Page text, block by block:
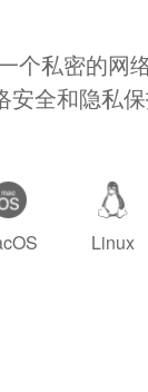
个私密的网
全和隐私保
Linux